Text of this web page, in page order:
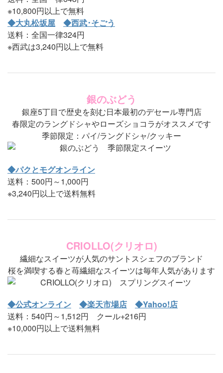
※10,800円以上で無料
◆大丸松坂屋
◆西武･そごう
送料：全国一律324円
※西武は3,240円以上で無料
銀のぶどう
銀座5丁目で歴史を刻む日本最初のデセール専門店
春限定のラングドシャやローズショコラがオススメです
季節限定：パイ/ラングドシャ/クッキー
◆パクとモグオンライン
送料：500円～1,000円
※3,240円以上で送料無料
CRIOLLO(クリオロ)
繊細なスイーツが人気のサントスシェフのブランド
桜を満喫する春と苺繊細なスイーツは毎年人気があります
◆公式オンライン ◆楽天市場店
◆Yahoo!店
送料：540円～1,512円 クール+216円
※10,000円以上で送料無料